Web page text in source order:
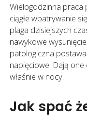
Wielogodzinna
ciągłe wpatrywanie
plaga dzisiejszych
nawykowe
patologiczna
napięciowe. Dają
właśnie w nocy.
Jak spać